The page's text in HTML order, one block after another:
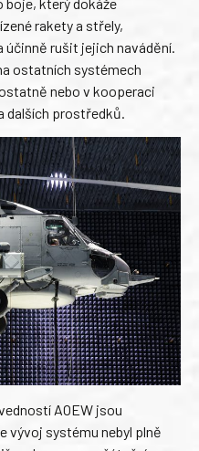
rakety a střely,
rušit jejich navádění.
ostatních systémech
nebo v kooperaci
dalších prostředků.
AOEW jsou
vývoj systému nebyl plně